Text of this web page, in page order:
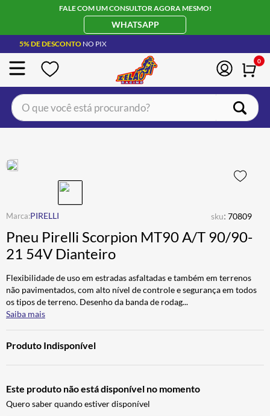
FALE COM UM CONSULTOR AGORA MESMO!
WHATSAPP
5% DE DESCONTO NO PIX
0
O que você está procurando?
PIRELLI sku: 70809
Pneu Pirelli Scorpion MT90 A/T 90/90-
21 54V Dianteiro
Flexibilidade de uso em estradas asfaltadas e também em terrenos
não pavimentados, com alto nível de controle e segurança em todos
os tipos de terreno. Desenho da banda de rodag...
Saiba mais
Produto Indisponível
Este produto não está disponível no momento
Quero saber quando estiver disponível
JAQUETA
4º ÓCULOS SOLAR
5º LUVA
6º BAU
7º CALÇA
8º ALPINESTAR
9º AIROH
10º BOTAS